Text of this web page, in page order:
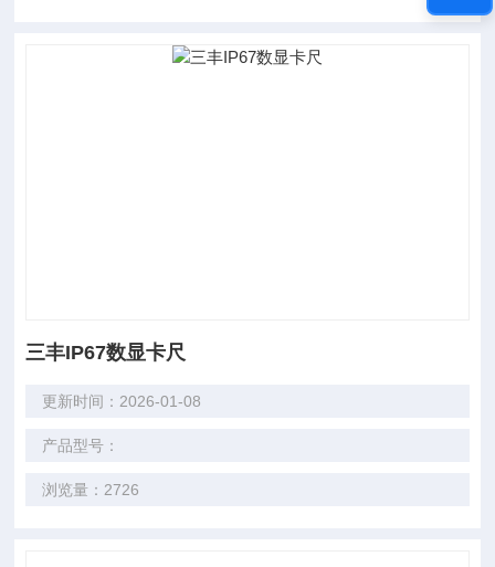
三丰IP67数显卡尺
更新时间：2026-01-08
产品型号：
浏览量：2726